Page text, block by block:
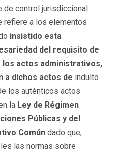
de control jurisdiccional
refiere a los elementos
insistido esta
del requisito de
actos administrativos,
a dichos actos de indulto
los auténticos actos
la Ley de Régimen
Públicas y del
Común dado que,
las normas sobre